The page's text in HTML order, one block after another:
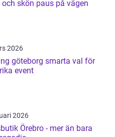
skön paus på vägen
2026
smarta val för
event
2026
Örebro - mer än bara